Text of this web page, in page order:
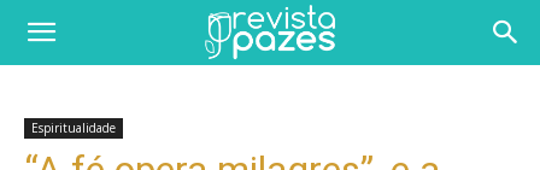
Espiritualidade